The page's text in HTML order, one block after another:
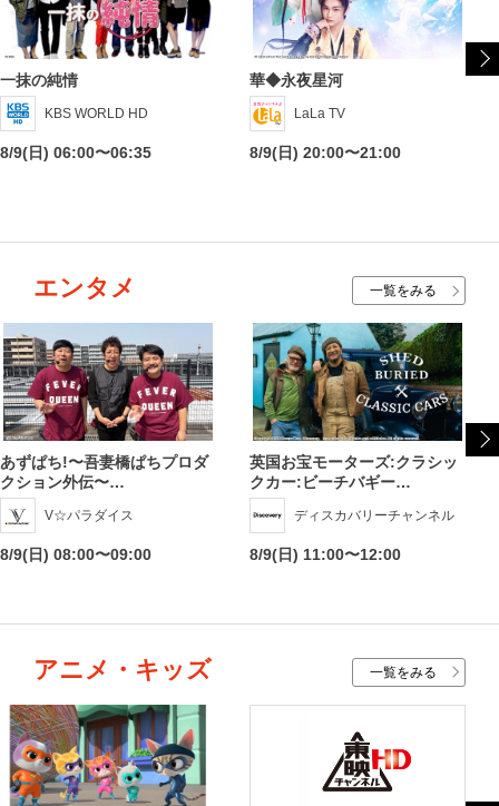
一抹の純情
KBS WORLD HD
8/9(日) 06:00〜06:35
華◆永夜星河
LaLa TV
8/9(日) 20:00〜21:00
エンタメ 一覧をみる
あずぱち!〜吾妻橋ぱちプロダ
クション外伝〜…
V☆パラダイス
8/9(日) 08:00〜09:00
英国お宝モーターズ:クラシッ
クカー:ビーチバギー…
ディスカバリーチャンネル
8/9(日) 11:00〜12:00
アニメ・キッズ 一覧をみる